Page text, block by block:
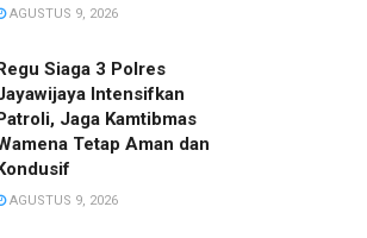
AGUSTUS 9, 2026
Siaga 3 Polres
Intensifkan
Jaga Kamtibmas
Tetap Aman dan
AGUSTUS 9, 2026